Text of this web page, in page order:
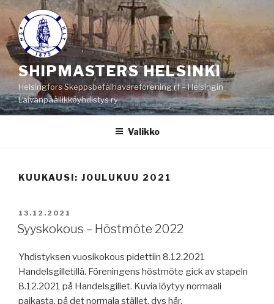
Siirry
sisältöön
SHIPMASTERS HELSINKI
Helsingfors Skeppsbefälhavareförening rf – Helsingin
Laivanpäällikköyhdistys ry
Valikko
KUUKAUSI: JOULUKUU 2021
JULKAISTU
13.12.2021
Syyskokous – Höstmöte 2022
Yhdistyksen vuosikokous pidettiin 8.12.2021
Handelsgilletillä. Föreningens höstmöte gick av stapeln
8.12.2021 på Handelsgillet. Kuvia löytyy normaali
paikasta, på det normala stället, dvs här.